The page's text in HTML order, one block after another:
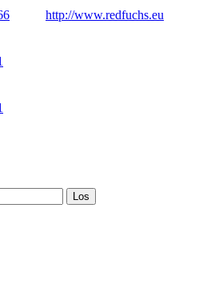
http://www.redfuchs.eu